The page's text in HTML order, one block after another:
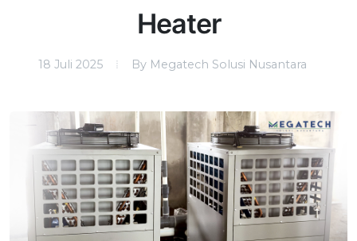
Heater
18 Juli 2025 By Megatech Solusi Nusantara